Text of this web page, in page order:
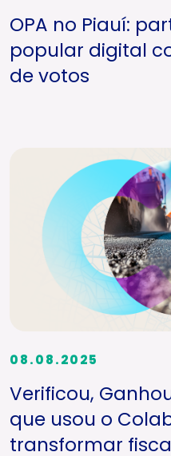
OPA no Piauí:
popular digital
de votos
08.08.2025
Verificou,
que usou o
transformar